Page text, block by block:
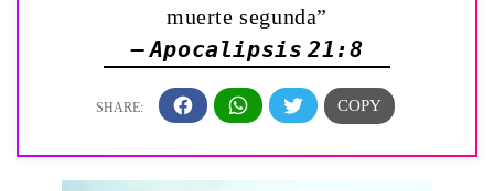
muerte segunda”
— Apocalipsis 21:8